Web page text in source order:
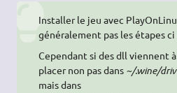
Installer le jeu avec
généralement pas les étapes ci
Cependant si des dll viennent
placer non pas dans ~/.wine/
mais dans